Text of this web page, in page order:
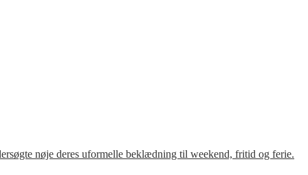
nøje deres uformelle beklædning til weekend, fritid og ferie.